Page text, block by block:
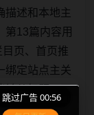
描述和本地主
第13篇内容用
页、首页推
绑定站点主关
够从标题、正
跳过广告 00:56